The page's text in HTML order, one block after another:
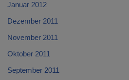
Januar 2012
Dezember 2011
November 2011
Oktober 2011
September 2011